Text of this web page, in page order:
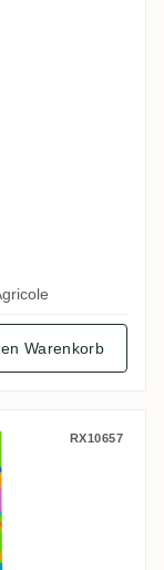
Warenkorb
CaskRX10657